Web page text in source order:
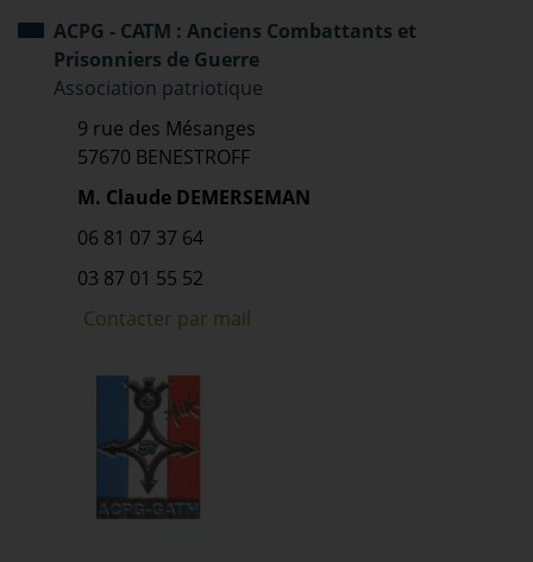
ACPG - CATM : Anciens Combattants et
Prisonniers de Guerre
Association patriotique
9 rue des Mésanges
57670 BENESTROFF
M. Claude DEMERSEMAN
06 81 07 37 64
03 87 01 55 52
Contacter par mail